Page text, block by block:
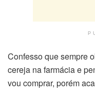
Confesso que sempre
cereja na farmácia e
vou comprar, porém